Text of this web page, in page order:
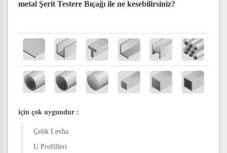
metal Şerit Testere Bıçağı ile ne kesebilirsiniz?
için çok uygundur :
Çelik Levha
U Profilleri